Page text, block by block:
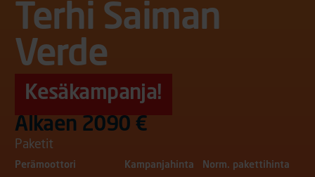
Terhi Saiman
Verde
Kesäkampanja!
Alkaen 2090 €
Paketit
Perämoottori Kampanjahinta Norm. pakettihinta